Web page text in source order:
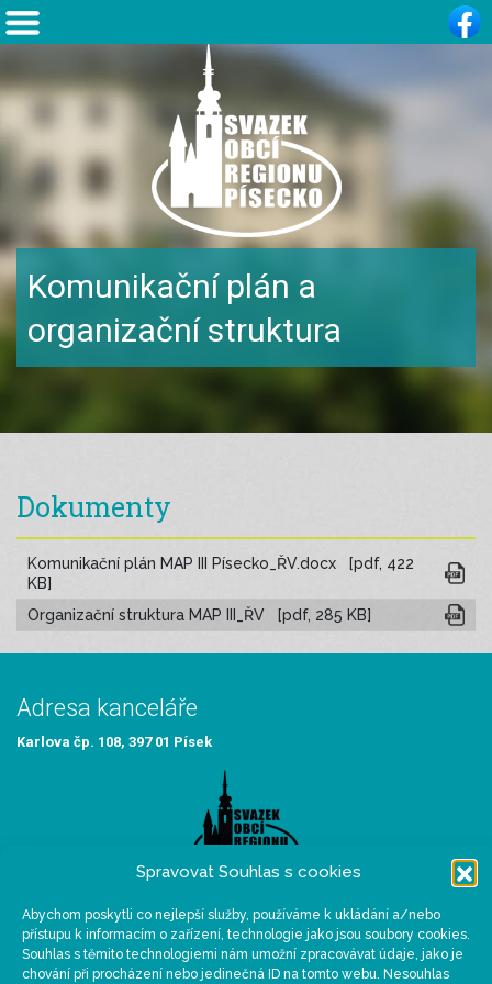
Spravovat Souhlas s cookies
Abychom poskytli co nejlepší služby, používáme k ukládání a/nebo
přístupu k informacím o zařízení, technologie jako jsou soubory cookies.
Souhlas s těmito technologiemi nám umožní zpracovávat údaje, jako je
chování při procházení nebo jedinečná ID na tomto webu. Nesouhlas
Komunikační plán a
organizační struktura
Dokumenty
Komunikační plán MAP III Písecko_ŘV.docx [pdf, 422
KB]
Organizační struktura MAP III_ŘV [pdf, 285 KB]
Adresa kanceláře
Karlova čp. 108, 397 01 Písek
Sídlo organizace
Velké náměstí 114/3, 397 01 Písek